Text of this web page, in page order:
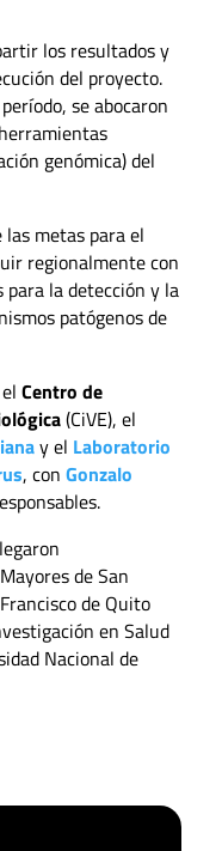
los resultados y
del proyecto.
se abocaron
genómica) del
las metas para el
regionalmente con
la detección y la
patógenos de
Centro de
(CiVE), el
y el Laboratorio
, con Gonzalo
de San
de Quito
en Salud
Nacional de